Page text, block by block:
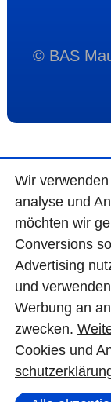
© BAS
Wir
ana­lyse und
möchten wir
Con­ver­sions
Adver­tising
und
Wer­bung an
zwecken.
Cookies und